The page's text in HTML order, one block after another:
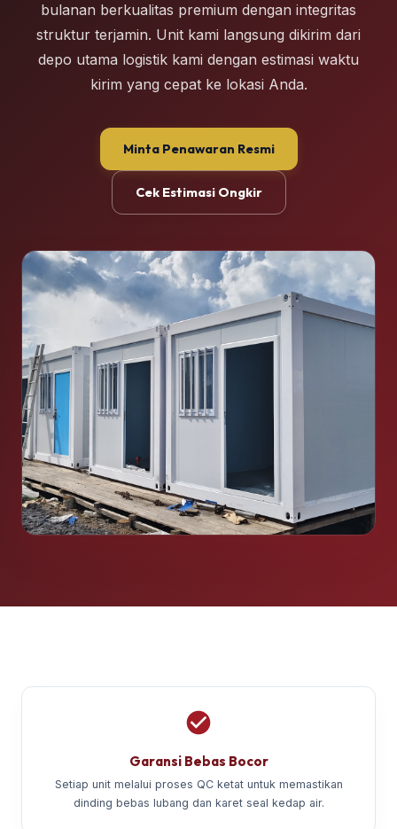
bulanan berkualitas premium dengan integritas
struktur terjamin. Unit kami langsung dikirim dari
depo utama logistik kami dengan estimasi waktu
kirim yang cepat ke lokasi Anda.
Minta Penawaran Resmi
Cek Estimasi Ongkir
Garansi Bebas Bocor
Setiap unit melalui proses QC ketat untuk memastikan
dinding bebas lubang dan karet seal kedap air.